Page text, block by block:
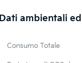
Dati ambientali
Consumo Totale